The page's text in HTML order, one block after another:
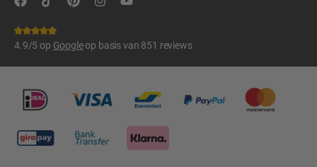
4.9/5 op Googleop basis van 851 reviews